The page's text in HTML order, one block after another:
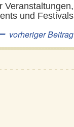
Veranstaltungen,
und Festivals
vorheriger Beitrag